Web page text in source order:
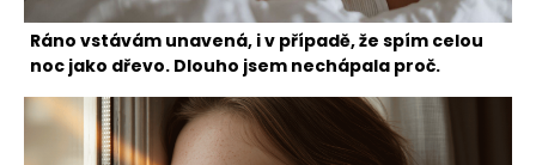
Ráno vstávám unavená, i v případě, že spím celou
noc jako dřevo. Dlouho jsem nechápala proč.